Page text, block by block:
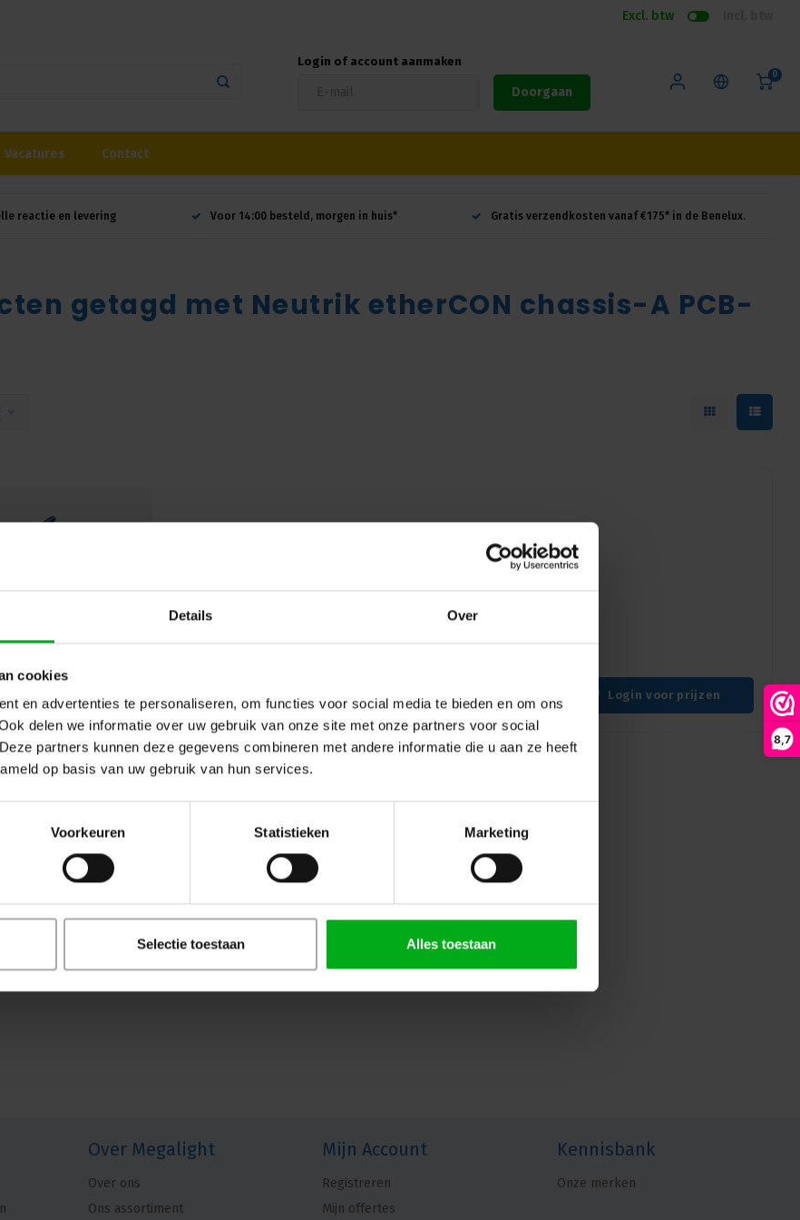
Details Over
cookies
en advertenties te personaliseren, om functies voor social media te bieden en om ons
delen we informatie over uw gebruik van onze site met onze partners voor social
partners kunnen deze gegevens combineren met andere informatie die u aan ze heeft
op basis van uw gebruik van hun services.
Voorkeuren Statistieken Marketing
Selectie toestaan Alles toestaan
8,7
Excl. btw
Login of account aanmaken
Doorgaan
0
Vacatures Contact
reactie en levering Voor 14:00 besteld, morgen in huis* Gratis verzendkosten vanaf €175* in de Benelux.
getagd met Neutrik etherCON chassis-A PCB-
Neutrik | NE8FAH | etherCON chassis-A PCB-H
voor duurzame en betrouwbare ethernetverbindingen. Ideaal voor
Login voor prijzen
Over Megalight
Over ons
Ons assortiment
Mijn Account
Registreren
Mijn offertes
Kennisbank
Onze merken